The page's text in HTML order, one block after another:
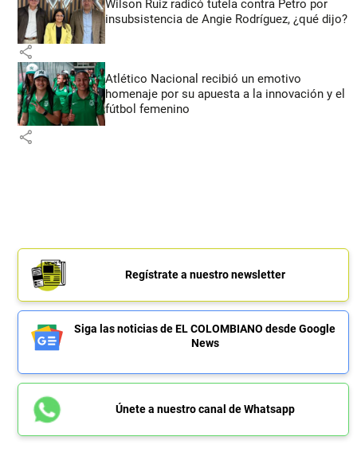
Wilson Ruiz radicó tutela contra Petro por
insubsistencia de Angie Rodríguez, ¿qué dijo?
share
Atlético Nacional recibió un emotivo
homenaje por su apuesta a la innovación y el
fútbol femenino
share
Regístrate a nuestro newsletter
Siga las noticias de EL COLOMBIANO desde Google
News
Únete a nuestro canal de Whatsapp